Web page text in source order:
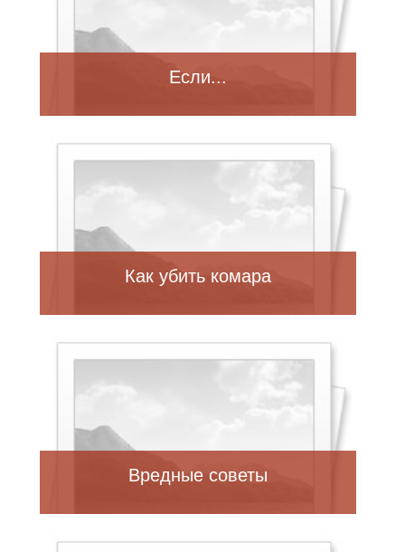
Если...
Как убить комара
Вредные советы